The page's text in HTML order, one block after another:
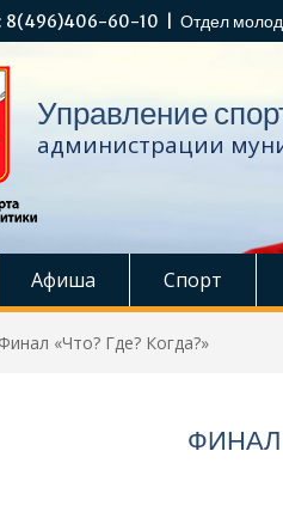
8(496)406-60-10 | Отдел
Управление
администрации
Афиша Спорт
Финал «Что? Где? Когда?»
ФИНАЛ